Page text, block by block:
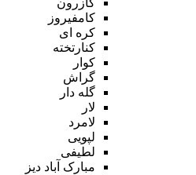
کامفیروز
کره ای
کنارتخته
کوار
گراش
گله دار
لار
لامرد
لپویی
لطیفی
مبارک آباد دیز